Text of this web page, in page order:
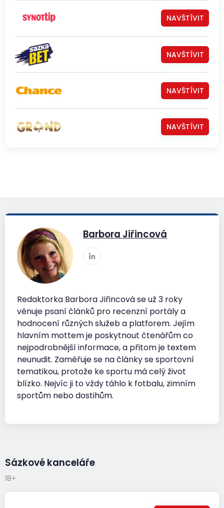
NAVŠTÍVIT
NAVŠTÍVIT
NAVŠTÍVIT
NAVŠTÍVIT
Barbora Jiřincová
Redaktorka Barbora Jiřincová se už 3 roky
věnuje psaní článků pro recenzní portály a
hodnocení různých služeb a platforem. Jejím
hlavním mottem je poskytnout čtenářům co
nejpodrobnější informace, a přitom je textem
neunudit. Zaměřuje se na články se sportovní
tematikou, protože ke sportu má celý život
blízko. Nejvíc ji to vždy táhlo k fotbalu, zimním
sportům nebo dostihům.
Sázkové kanceláře
18+